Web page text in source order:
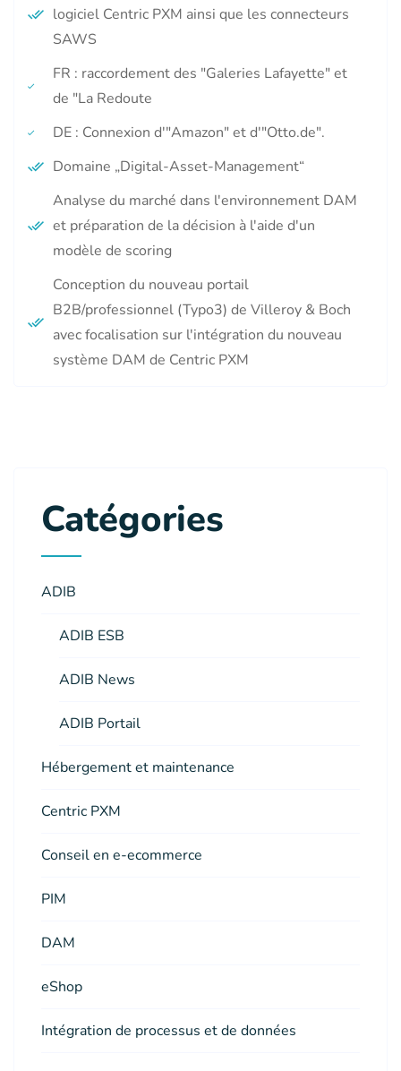
logiciel Centric PXM ainsi que les connecteurs
SAWS
FR : raccordement des "Galeries Lafayette" et
de "La Redoute
DE : Connexion d'"Amazon" et d'"Otto.de".
Domaine „Digital-Asset-Management“
Analyse du marché dans l'environnement DAM
et préparation de la décision à l'aide d'un
modèle de scoring
Conception du nouveau portail
B2B/professionnel (Typo3) de Villeroy & Boch
avec focalisation sur l'intégration du nouveau
système DAM de Centric PXM
Catégories
ADIB
ADIB ESB
ADIB News
ADIB Portail
Hébergement et maintenance
Centric PXM
Conseil en e-ecommerce
PIM
DAM
eShop
Intégration de processus et de données